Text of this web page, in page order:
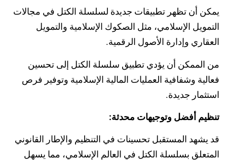
يمكن أن تظهر تطبيقات جديدة لسلسلة الكتل في مجالات
التمويل الإسلامي، مثل الصكوك الإسلامية والتمويل
العقاري وإدارة الأصول الرقمية.
من الممكن أن يؤدي تطبيق سلسلة الكتل إلى تحسين
فعالية وشفافية العمليات المالية الإسلامية وتوفير فرص
استثمار جديدة.
تنظيم أفضل وتوجيهات محدثة:
قد يشهد المستقبل تحسينات في التنظيم والإطار القانوني
المتعلق بسلسلة الكتل في العالم الإسلامي، مما يسهل